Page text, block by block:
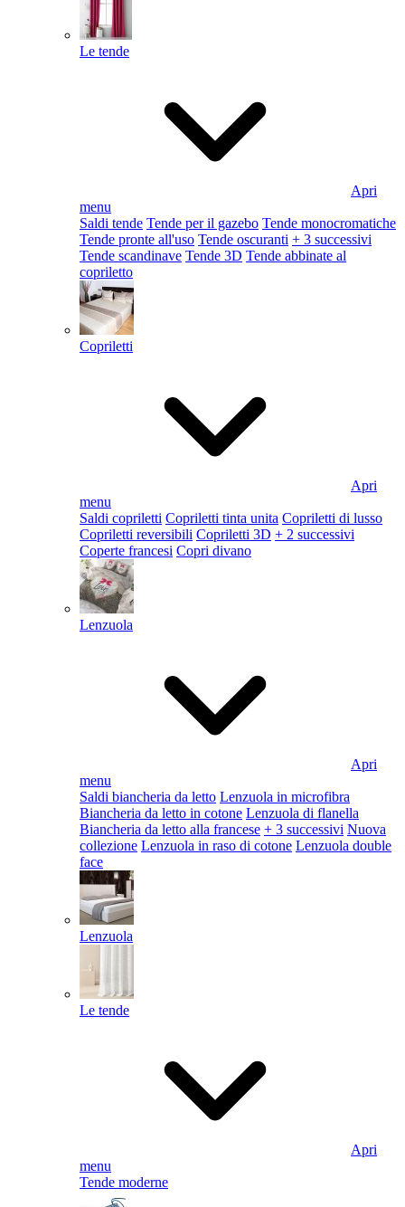
Le tende
Apri
menu
Saldi tende Tende per il gazebo Tende monocromatiche
Tende pronte all'uso Tende oscuranti + 3 successivi
Tende scandinave Tende 3D Tende abbinate al
copriletto
Copriletti
Apri
menu
Saldi copriletti Copriletti tinta unita Copriletti di lusso
Copriletti reversibili Copriletti 3D + 2 successivi
Coperte francesi Copri divano
Lenzuola
Apri
menu
Saldi biancheria da letto Lenzuola in microfibra
Biancheria da letto in cotone Lenzuola di flanella
Biancheria da letto alla francese + 3 successivi Nuova
collezione Lenzuola in raso di cotone Lenzuola double
face
Lenzuola
Le tende
Apri
menu
Tende moderne